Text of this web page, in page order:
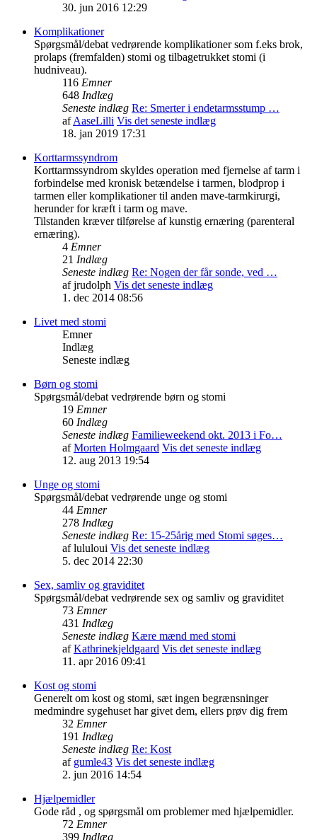
30. jun 2016 12:29
Komplikationer
Spørgsmål/debat vedrørende komplikationer som f.eks brok,
prolaps (fremfalden) stomi og tilbagetrukket stomi (i
hudniveau).
116 Emner
648 Indlæg
Seneste indlæg Re: Smerter i endetarmsstump …
afAaseLilli Vis det seneste indlæg
18. jan 2019 17:31
Korttarmssyndrom
Korttarmssyndrom skyldes operation med fjernelse af tarm i
forbindelse med kronisk betændelse i tarmen, blodprop i
tarmen eller komplikationer til anden mave-tarmkirurgi,
herunder for kræft i tarm og mave.
Tilstanden kræver tilførelse af kunstig ernæring (parenteral
ernæring).
4 Emner
21 Indlæg
Seneste indlæg Re: Nogen der får sonde, ved …
afjrudolph Vis det seneste indlæg
1. dec 2014 08:56
Livet med stomi
Emner
Indlæg
Seneste indlæg
Børn og stomi
Spørgsmål/debat vedrørende børn og stomi
19 Emner
60 Indlæg
Seneste indlæg Familieweekend okt. 2013 i Fo…
afMorten Holmgaard Vis det seneste indlæg
12. aug 2013 19:54
Unge og stomi
Spørgsmål/debat vedrørende unge og stomi
44 Emner
278 Indlæg
Seneste indlæg Re: 15-25årig med Stomi søges…
aflululoui Vis det seneste indlæg
5. dec 2014 22:30
Sex, samliv og graviditet
Spørgsmål/debat vedrørende sex og samliv og graviditet
73 Emner
431 Indlæg
Seneste indlæg Kære mænd med stomi
afKathrinekjeldgaard Vis det seneste indlæg
11. apr 2016 09:41
Kost og stomi
Generelt om kost og stomi, sæt ingen begrænsninger
medmindre sygehuset har givet dem, ellers prøv dig frem
32 Emner
191 Indlæg
Seneste indlæg Re: Kost
af gumle43 Vis det seneste indlæg
2. jun 2016 14:54
Hjælpemidler
Gode råd , og spørgsmål om problemer med hjælpemidler.
72 Emner
399 Indlæg